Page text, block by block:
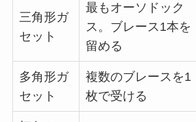
三角形ガ
セット
最もオーソドック
ス。ブレース1本を
留める
多角形ガ
セット
複数のブレースを1
枚で受ける